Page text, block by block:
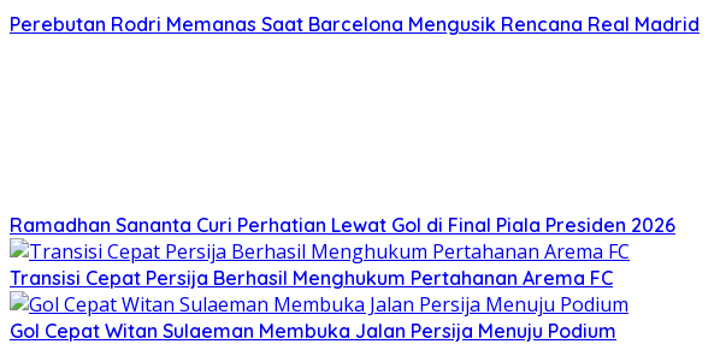
Perebutan Rodri Memanas Saat Barcelona Mengusik Rencana Real Madrid
Ramadhan Sananta Curi Perhatian Lewat Gol di Final Piala Presiden 2026
Transisi Cepat Persija Berhasil Menghukum Pertahanan Arema FC
Gol Cepat Witan Sulaeman Membuka Jalan Persija Menuju Podium